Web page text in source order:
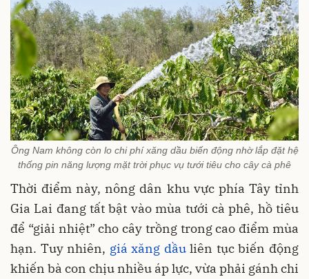
Ông Nam không còn lo chi phí xăng dầu biến động nhờ lắp đặt hệ
thống pin năng lượng mặt trời phục vụ tưới tiêu cho cây cà phê
Thời điểm này, nông dân khu vực phía Tây tỉnh
Gia Lai đang tất bật vào mùa tưới cà phê, hồ tiêu
để “giải nhiệt” cho cây trồng trong cao điểm mùa
hạn. Tuy nhiên, giá xăng dầuliên tục biến động
khiến bà con chịu nhiều áp lực, vừa phải gánh chi